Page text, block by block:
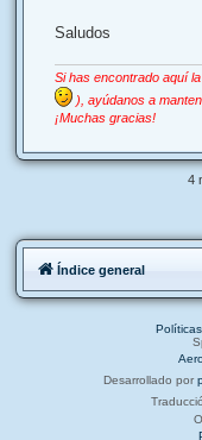
Saludos
Si has encontrado aquí
), ayúdanos a
¡Muchas gracias!
4
Índice general
Aero
Desarrollado por